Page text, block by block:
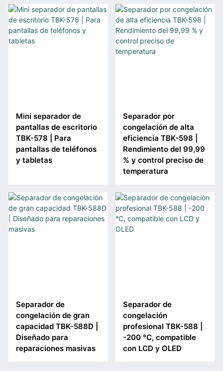
Mini separador de
pantallas de escritorio
TBK-578 | Para
pantallas de teléfonos
y tabletas
Separador por
congelación de alta
eficiencia TBK-598 |
Rendimiento del 99,99
% y control preciso de
temperatura
Separador de
congelación de gran
capacidad TBK-588D |
Diseñado para
reparaciones masivas
Separador de
congelación
profesional TBK-588 |
-200 °C, compatible
con LCD y OLED